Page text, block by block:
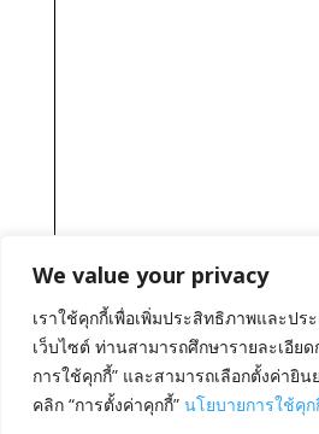
We value your privacy
เราใช้คุกกี้เพื่อเพิ่มประสิทธิภาพและป
เว็บไซต์ ท่านสามารถศึกษารายละเอีย
การใช้คุกกี้” และสามารถเลือกตั้งค่ายิ
คลิก “การตั้งค่าคุกกี้” นโยบายการใช้คุก